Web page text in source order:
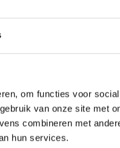
om functies voor
van onze site met
combineren met
hun services.
jou te leren
je werkt en wat
met jouw
en ons.